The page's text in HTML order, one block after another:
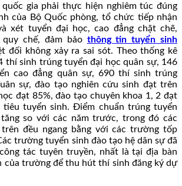
gia phải thực hiện nghiêm túc đúng
của Bộ Quốc phòng, tổ chức tiếp nhận
xét tuyển đại học, cao đẳng chặt chẽ,
chế, đảm bảo thông tin tuyển sinh
đối không xảy ra sai sót. Theo thống kê
thí sinh trúng tuyển đại học quân sự, 146
cao đẳng quân sự, 690 thí sinh trúng
sự, đào tạo nghiên cứu sinh đạt trên
đạt 85%, đào tạo chuyên khoa 1, 2 đạt
tiêu tuyển sinh. Điểm chuẩn trúng tuyển
so với các năm trước, trong đó các
đều ngang bằng với các trường tốp
trường tuyển sinh đào tạo hệ dân sự đã
tác tuyên truyền, nhất là tại địa bàn
của trường để thu hút thí sinh đăng ký dự